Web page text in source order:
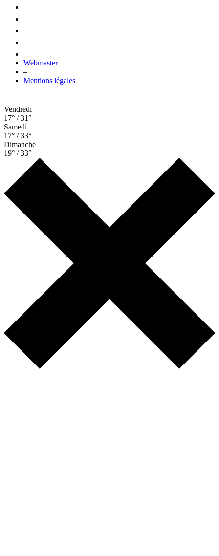
Webmaster
–
Mentions légales
Vendredi
17° / 31°
Samedi
17° / 33°
Dimanche
19° / 33°